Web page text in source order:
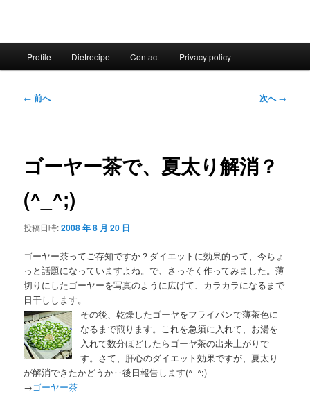
Profile Dietrecipe Contact Privacy policy
投
ー
ョ
ン
← 前へ 次へ→
ゴーヤー茶で、夏太り解消？
(^_^;)
投稿日時:2008 年 8 月 20 日
ゴーヤー茶ってご存知ですか？ダイエットに効果的って、今ちょ
っと話題になっていますよね。で、さっそく作ってみました。薄
切りにしたゴーヤーを写真のように広げて、カラカラになるまで
日干しします。
その後、乾燥したゴーヤをフライパンで薄茶色に
なるまで煎ります。これを急須に入れて、お湯を
入れて数分ほどしたらゴーヤ茶の出来上がりで
す。さて、肝心のダイエット効果ですが、夏太り
が解消できたかどうか‥後日報告します(^_^;)
→ゴーヤー茶